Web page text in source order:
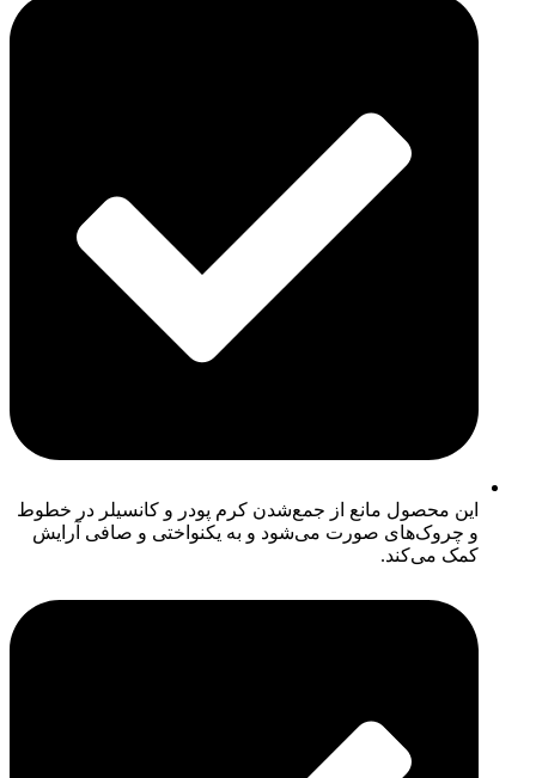
این محصول مانع از جمع‌شدن کرم پودر و کانسیلر در خطوط
و چروک‌های صورت می‌شود و به یکنواختی و صافی آرایش
کمک می‌کند.